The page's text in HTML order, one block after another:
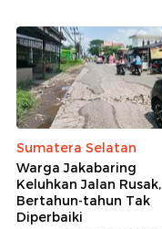
Sumatera Selatan
Warga Jakabaring
Keluhkan Jalan Rusak,
Bertahun-tahun Tak
Diperbaiki